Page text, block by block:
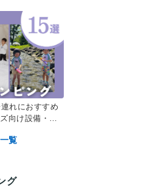
れにおすすめ
向け設備・温
覧
グ